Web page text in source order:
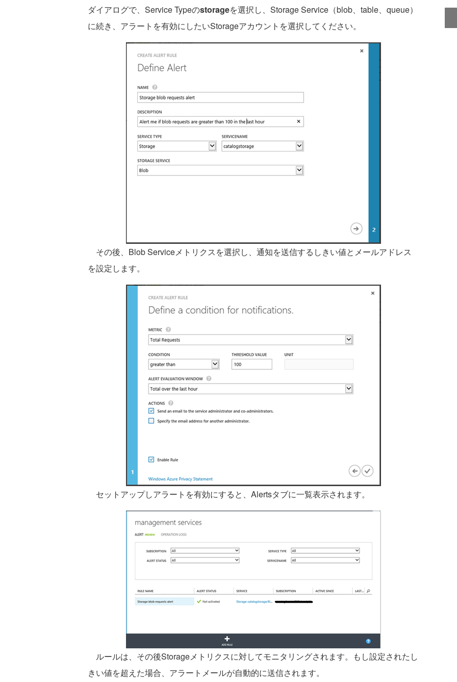
ダイアログで、Service Typeのstorageを選択し、Storage Service（blob、table、queue）
に続き、アラートを有効にしたいStorageアカウントを選択してください。
その後、Blob Serviceメトリクスを選択し、通知を送信するしきい値とメールアドレス
を設定します。
セットアップしアラートを有効にすると、Alertsタブに一覧表示されます。
ルールは、その後Storageメトリクスに対してモニタリングされます。もし設定されたし
きい値を超えた場合、アラートメールが自動的に送信されます。